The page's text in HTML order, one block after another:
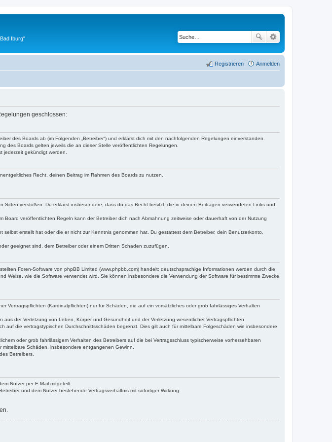
Iburg"
Anmelden
Registrieren
geschlossen:
des Boards ab (im Folgenden „Betreiber“) und erklärst dich mit den nachfolgenden Regelungen einverstanden.
des Boards gelten jeweils die an dieser Stelle veröffentlichten Regelungen.
jederzeit gekündigt werden.
Recht, deinen Beitrag im Rahmen des Boards zu nutzen.
verstoßen. Du erklärst insbesondere, dass du das Recht besitzt, die in deinen Beiträgen verwendeten Links und
veröffentlichten Regeln kann der Betreiber dich nach Abmahnung zeitweise oder dauerhaft von der Nutzung
erstellt hat oder die er nicht zur Kenntnis genommen hat. Du gestattest dem Betreiber, dein Benutzerkonto,
geeignet sind, dem Betreiber oder einem Dritten Schaden zuzufügen.
Foren-Software von phpBB Limited (www.phpbb.com) handelt; deutschsprachige Informationen werden durch die
wie die Software verwendet wird. Sie können insbesondere die Verwendung der Software für bestimmte Zwecke
Vertragspflichten (Kardinalpflichten) nur für Schäden, die auf ein vorsätzliches oder grob fahrlässiges Verhalten
der Verletzung von Leben, Körper und Gesundheit und der Verletzung wesentlicher Vertragspflichten
die vertragstypischen Durchschnittsschäden begrenzt. Dies gilt auch für mittelbare Folgeschäden wie insbesondere
oder grob fahrlässigem Verhalten des Betreibers auf die bei Vertragsschluss typischerweise vorhersehbaren
Schäden, insbesondere entgangenen Gewinn.
Betreibers.
Nutzer per E-Mail mitgeteilt.
und dem Nutzer bestehende Vertragsverhältnis mit sofortiger Wirkung.